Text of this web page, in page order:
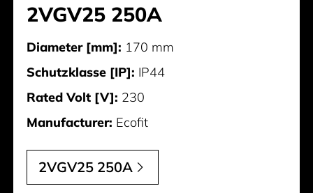
2VGV25 250A
Diameter [mm]: 170 mm
Schutzklasse [IP]: IP44
Rated Volt [V]: 230
Manufacturer: Ecofit
2VGV25 250A